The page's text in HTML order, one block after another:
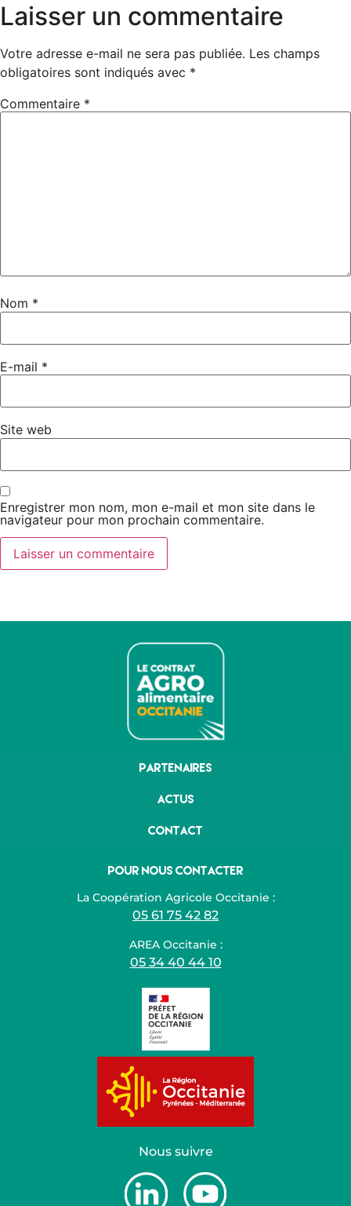
Laisser un commentaire
Votre adresse e-mail ne sera pas publiée. Les champs
obligatoires sont indiqués avec *
Commentaire *
Nom *
E-mail *
Site web
Enregistrer mon nom, mon e-mail et mon site dans le
navigateur pour mon prochain commentaire.
Partenaires
Actus
Contact
Pour nous contacter
La Coopération Agricole Occitanie :
05 61 75 42 82
AREA Occitanie :
05 34 40 44 10
Nous suivre